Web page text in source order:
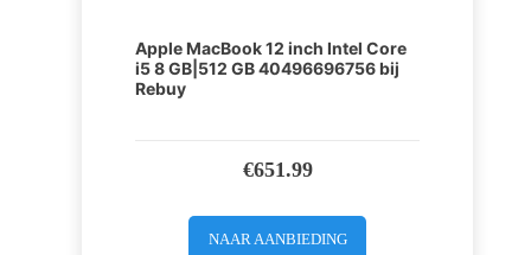
Apple MacBook 12 inch Intel Core
i5 8 GB|512 GB 40496696756 bij
Rebuy
€651.99
NAAR AANBIEDING